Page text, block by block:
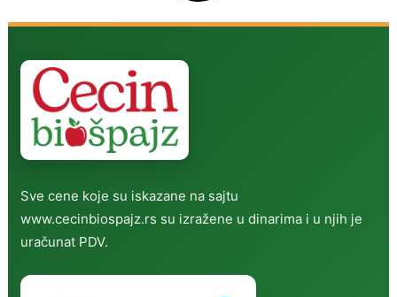
Sve cene koje su iskazane na sajtu
www.cecinbiospajz.rs su izražene u dinarima i u njih je
uračunat PDV.